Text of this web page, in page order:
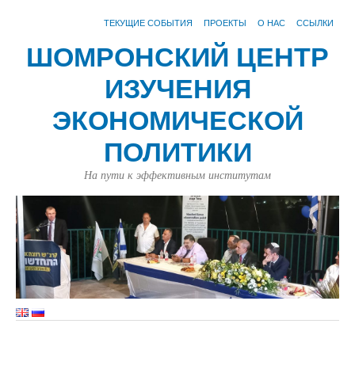
ТЕКУЩИЕ СОБЫТИЯ ПРОЕКТЫ О НАС ССЫЛКИ
ШОМРОНСКИЙ ЦЕНТР
ИЗУЧЕНИЯ
ЭКОНОМИЧЕСКОЙ
ПОЛИТИКИ
На пути к эффективным институтам